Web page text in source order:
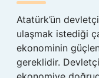
Atatürk’ün
ulaşmak istediği
ekonominin
gereklidir.